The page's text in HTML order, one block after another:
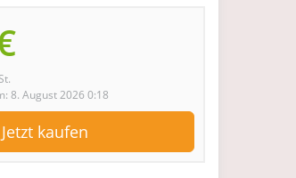
8. August 2026 0:18
Jetzt kaufen